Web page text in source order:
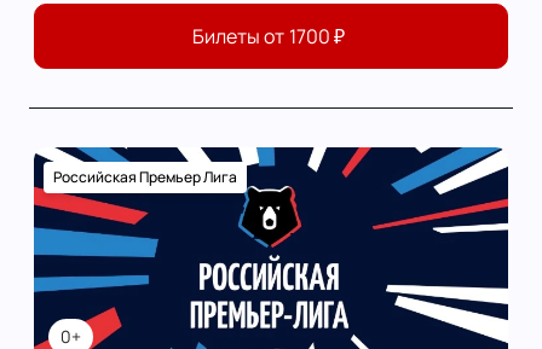
Билеты от 1700₽
0+
Российская Премьер Лига